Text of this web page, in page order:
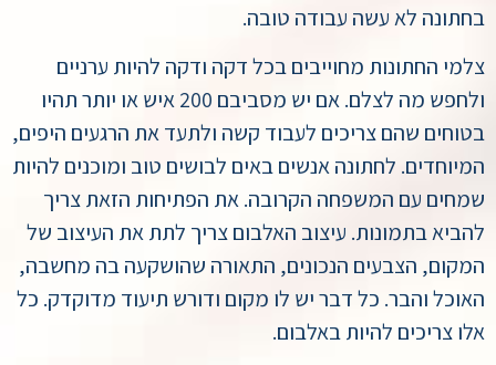
בחתונה לא עשה עבודה טובה.
צלמי החתונות מחוייבים בכל דקה ודקה להיות ערניים
ולחפש מה לצלם. אם יש מסביבם 200 איש או יותר תהיו
בטוחים שהם צריכים לעבוד קשה ולתעד את הרגעים היפים,
המיוחדים. לחתונה אנשים באים לבושים טוב ומוכנים להיות
שמחים עם המשפחה הקרובה. את הפתיחות הזאת צריך
להביא בתמונות. עיצוב האלבום צריך לתת את העיצוב של
המקום, הצבעים הנכונים, התאורה שהושקעה בה מחשבה,
האוכל והבר. כל דבר יש לו מקום ודורש תיעוד מדוקדק. כל
אלו צריכים להיות באלבום.